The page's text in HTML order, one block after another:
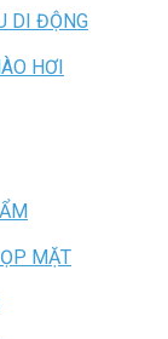
DI ĐỘNG
HƠI
MẶT